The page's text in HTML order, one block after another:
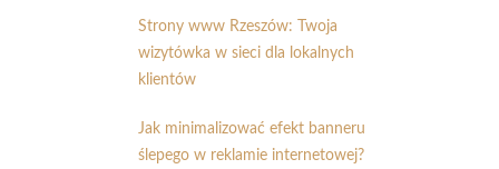
Strony www Rzeszów: Twoja
wizytówka w sieci dla lokalnych
klientów
Jak minimalizować efekt banneru
ślepego w reklamie internetowej?